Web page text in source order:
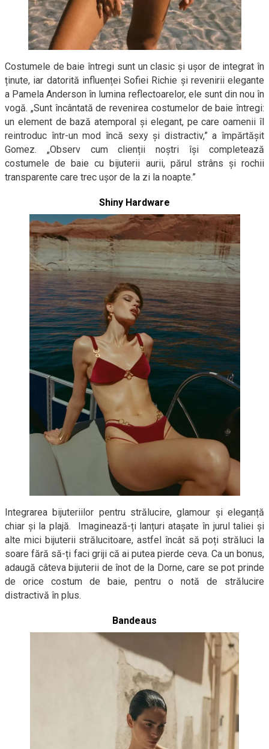
Costumele de baie întregi sunt un clasic și ușor de integrat în
ținute, iar datorită influenței Sofiei Richie și revenirii elegante
a Pamela Anderson în lumina reflectoarelor, ele sunt din nou în
vogă. „Sunt încântată de revenirea costumelor de baie întregi:
un element de bază atemporal și elegant, pe care oamenii îl
reintroduc într-un mod încă sexy și distractiv,” a împărtășit
Gomez. „Observ cum clienții noștri își completează
costumele de baie cu bijuterii aurii, părul strâns și rochii
transparente care trec ușor de la zi la noapte.”
Shiny Hardware
Integrarea bijuteriilor pentru strălucire, glamour și eleganță
chiar și la plajă. Imaginează-ți lanțuri atașate în jurul taliei și
alte mici bijuterii strălucitoare, astfel încât să poți străluci la
soare fără să-ți faci griji că ai putea pierde ceva. Ca un bonus,
adaugă câteva bijuterii de înot de la Dorne, care se pot prinde
de orice costum de baie, pentru o notă de strălucire
distractivă în plus.
Bandeaus